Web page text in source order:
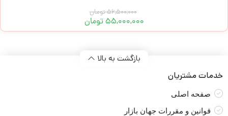
56,500,000تومان
55,000,000تومان
بازگشت به بالا
خدمات مشتریان
صفحه اصلی
قوانین و مقررات جهان بازار